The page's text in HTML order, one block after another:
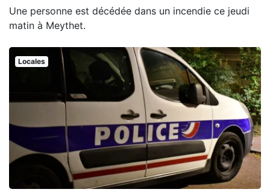
Une personne est décédée dans un incendie ce jeudi
matin à Meythet.
Locales